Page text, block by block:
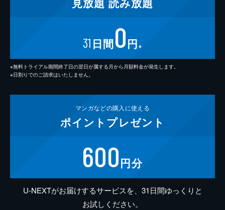
31 日間0円 ※
※無料トライアル期間終了日の翌日が属する月から月額料金が発生します。
※日割りでのご請求はいたしません。
マンガなどの購入に使える
ポイント プレゼント
600円分
U-NEXTがお届けするサービスを、31日間ゆっくりと
お試しください。